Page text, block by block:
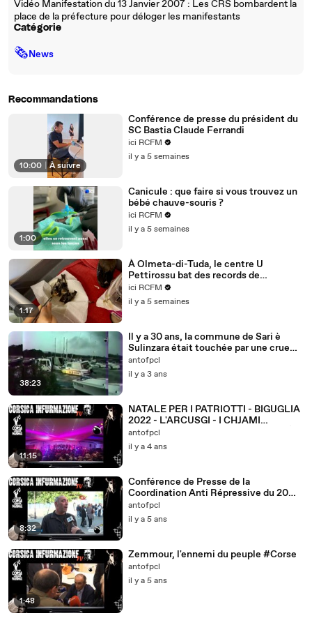
Vidéo Manifestation du 13 Janvier 2007 : Les CRS bombardent la
place de la préfecture pour déloger les manifestants
Catégorie
🗞News
Recommandations
10:00 À suivre
Conférence de presse du président du
SC Bastia Claude Ferrandi
ici RCFM
il y a 5 semaines
1:00
Canicule : que faire si vous trouvez un
bébé chauve-souris ?
ici RCFM
il y a 5 semaines
1:17
À Olmeta-di-Tuda, le centre U
Pettirossu bat des records de
sauvetages à cause de la canicule
ici RCFM
il y a 5 semaines
38:23
Il y a 30 ans, la commune de Sari è
Sulinzara était touchée par une crue
exceptionnelle
antofpcl
il y a 3 ans
11:15
NATALE PER I PATRIOTTI - BIGUGLIA
2022 - L'ARCUSGI - I CHJAMI
AGHJALESI - ASSOCIU SULIDARITÀ
antofpcl
il y a 4 ans
8:32
Conférence de Presse de la
Coordination Anti Répressive du 20
octobre 2021
antofpcl
il y a 5 ans
1:48
Zemmour, l'ennemi du peuple #Corse
antofpcl
il y a 5 ans